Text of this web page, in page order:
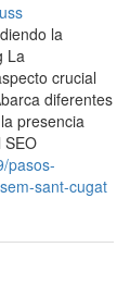
la
La
crucial
diferentes
presencia
SEO
pasos-
sant-cugat